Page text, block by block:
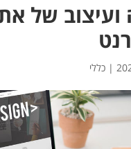
ועיצוב של
| כללי